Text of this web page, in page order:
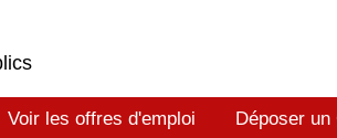
Voir les offres d'emploi Déposer un